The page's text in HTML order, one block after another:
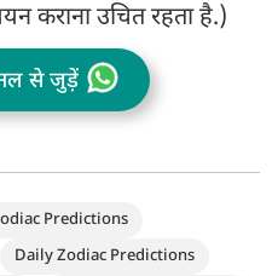
कराना उचित रहता है.)
से जुड़ें
Predictions
Daily Zodiac Predictions